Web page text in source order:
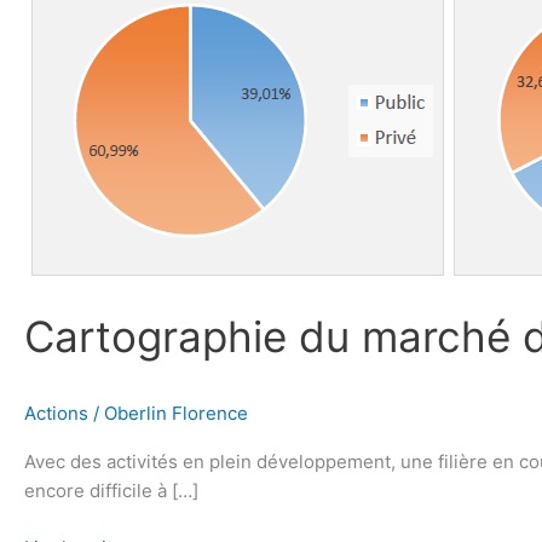
Cartographie du marché
Actions / Oberlin Florence
Avec des activités en plein développement, une filière en
encore difficile à […]
écologique